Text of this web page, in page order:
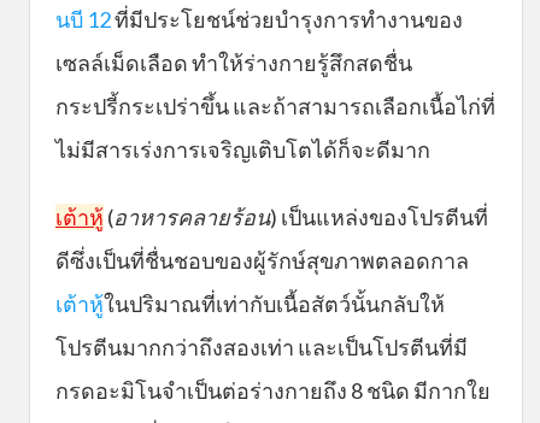
นบี 12ที่มีประโยชน์ช่วยบำรุงการทำงานของ
เซลล์เม็ดเลือด ทำให้ร่างกายรู้สึกสดชื่น
กระปรี้กระเปร่าขึ้น และถ้าสามารถเลือกเนื้อไก่ที่
ไม่มีสารเร่งการเจริญเติบโตได้ก็จะดีมาก
เต้าหู้(อาหารคลายร้อน) เป็นแหล่งของโปรตีนที่
ดีซึ่งเป็นที่ชื่นชอบของผู้รักษ์สุขภาพตลอดกาล
เต้าหู้ในปริมาณที่เท่ากับเนื้อสัตว์นั้นกลับให้
โปรตีนมากกว่าถึงสองเท่า และเป็นโปรตีนที่มี
กรดอะมิโนจำเป็นต่อร่างกายถึง 8 ชนิด มีกากใย